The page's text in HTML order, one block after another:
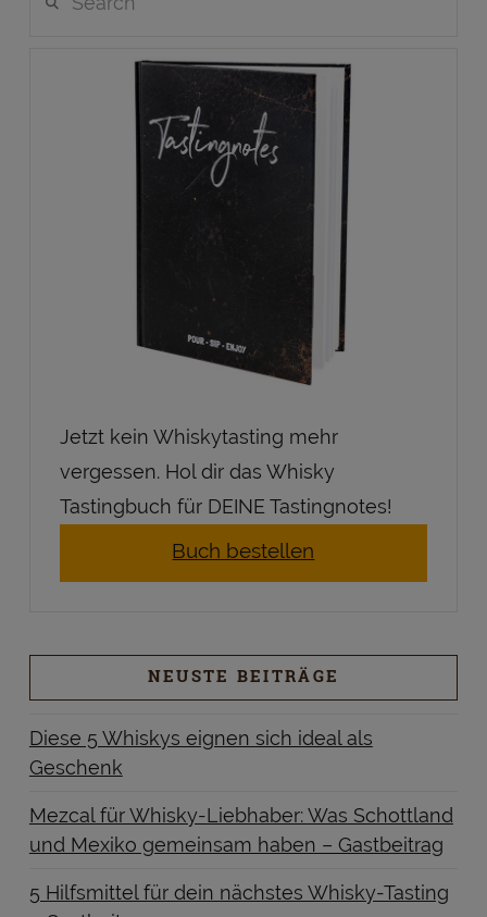
Jetzt kein Whiskytasting mehr
vergessen. Hol dir das Whisky
Tastingbuch für DEINE Tastingnotes!
Buch bestellen
NEUSTE BEITRÄGE
Diese 5 Whiskys eignen sich ideal als
Geschenk
Mezcal für Whisky-Liebhaber: Was Schottland
und Mexiko gemeinsam haben – Gastbeitrag
5 Hilfsmittel für dein nächstes Whisky-Tasting